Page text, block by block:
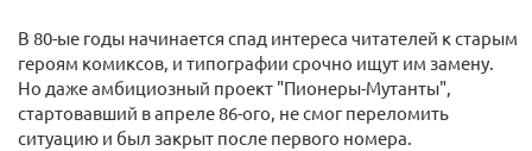
В 80-ые годы начинается спад интереса читателей к старым
героям комиксов, и типографии срочно ищут им замену.
Но даже амбициозный проект "Пионеры-Мутанты",
стартовавший в апреле 86-ого, не смог переломить
ситуацию и был закрыт после первого номера.